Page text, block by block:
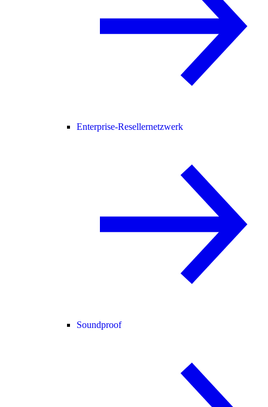
Enterprise-Resellernetzwerk
Soundproof